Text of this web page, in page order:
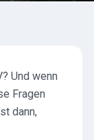
Und wenn
Fragen
dann,